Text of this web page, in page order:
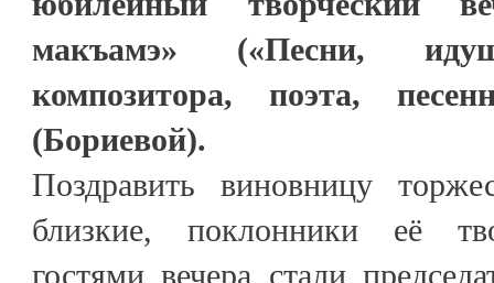
макъамэ» («Песни,
композитора, поэта,
(Бориевой).
Поздравить виновницу
близкие, поклонники её
гостями вечера стали